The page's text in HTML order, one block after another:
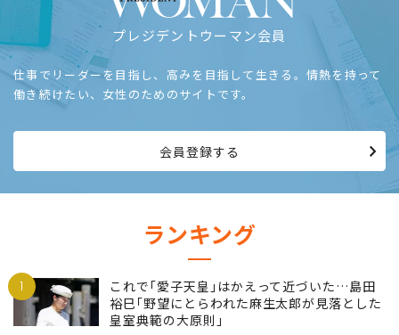
プレジデントウーマン会員
仕事でリーダーを目指し、高みを目指して生きる。情熱を持って
働き続けたい、女性のためのサイトです。
会員登録する
ランキング
1
これで｢愛子天皇｣はかえって近づいた…島田
裕巳｢野望にとらわれた麻生太郎が見落とした
皇室典範の大原則｣